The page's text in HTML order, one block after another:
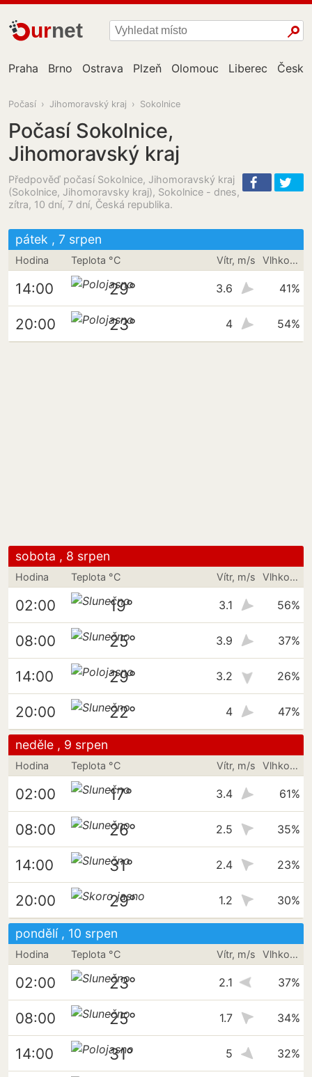
urnet
Praha Brno Ostrava Plzeň Olomouc Liberec
Počasí › Jihomoravský kraj › Sokolnice
Počasí Sokolnice,
Jihomoravský kraj
Předpověď počasí Sokolnice, Jihomoravský kraj
(Sokolnice, Jihomoravsky kraj), Sokolnice - dnes,
zítra, 10 dní, 7 dní, Česká republika.
pátek , 7 srpen
Hodina Teplota °C Vítr, m/s Vlhkost vzduchu
14:00 29° 3.6 41%
20:00 23° 4 54%
sobota , 8 srpen
Hodina Teplota °C Vítr, m/s Vlhkost vzduchu
02:00 19° 3.1 56%
08:00 25° 3.9 37%
14:00 29° 3.2 26%
20:00 22° 4 47%
neděle , 9 srpen
Hodina Teplota °C Vítr, m/s Vlhkost vzduchu
02:00 17° 3.4 61%
08:00 26° 2.5 35%
14:00 31° 2.4 23%
20:00 29° 1.2 30%
pondělí , 10 srpen
Hodina Teplota °C Vítr, m/s Vlhkost vzduchu
02:00 23° 2.1 37%
08:00 25° 1.7 34%
14:00 31° 5 32%